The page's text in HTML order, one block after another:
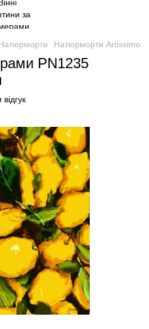
Натюрморти Artissimo
PN1235